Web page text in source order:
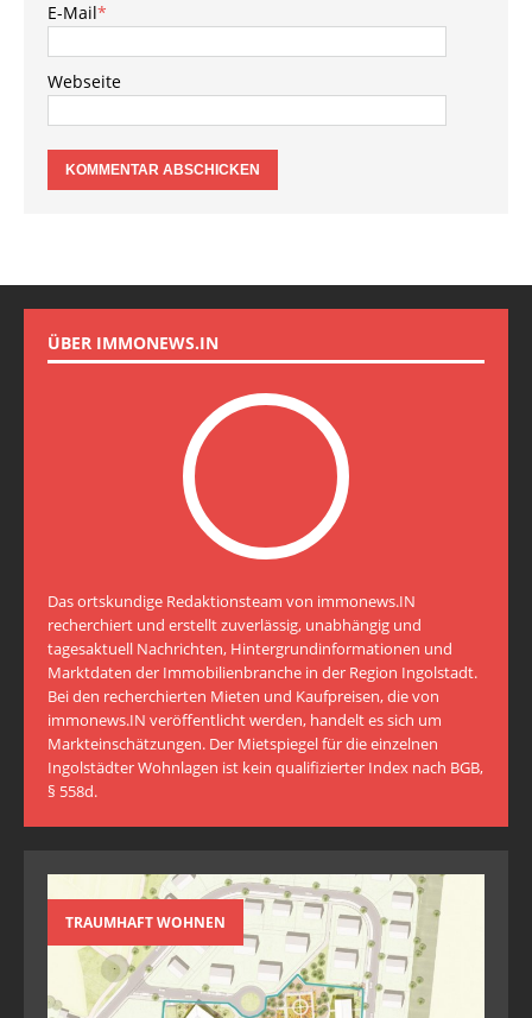
E-Mail*
Webseite
ÜBER IMMONEWS.IN
Das ortskundige Redaktionsteam von immonews.IN
recherchiert und erstellt zuverlässig, unabhängig und
tagesaktuell Nachrichten, Hintergrundinformationen und
Marktdaten der Immobilienbranche in der Region Ingolstadt.
Bei den recherchierten Mieten und Kaufpreisen, die von
immonews.IN veröffentlicht werden, handelt es sich um
Markteinschätzungen. Der Mietspiegel für die einzelnen
Ingolstädter Wohnlagen ist kein qualifizierter Index nach BGB,
§ 558d.
TRAUMHAFT WOHNEN